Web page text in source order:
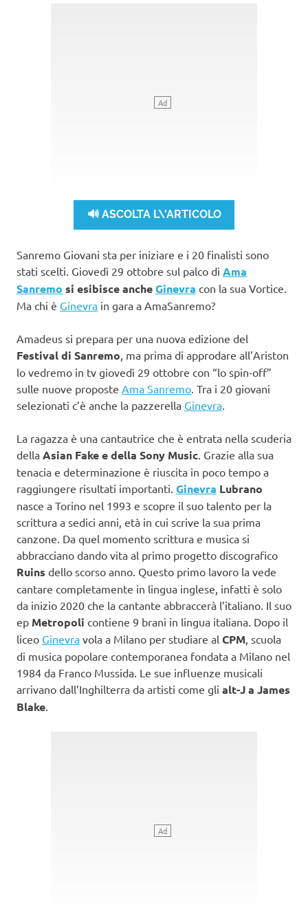
🔊 ASCOLTA L\'ARTICOLO
Sanremo Giovani sta per iniziare e i 20 finalisti sono
stati scelti. Giovedì 29 ottobre sul palco di Ama
Sanremo si esibisce ancheGinevra con la sua Vortice.
Ma chi è Ginevra in gara a AmaSanremo?
Amadeus si prepara per una nuova edizione del
Festival di Sanremo , ma prima di approdare all’Ariston
lo vedremo in tv giovedì 29 ottobre con “lo spin-off”
sulle nuove proposte Ama Sanremo . Tra i 20 giovani
selezionati c’è anche la pazzerella Ginevra
La ragazza è una cantautrice che è entrata nella scuderia
della Asian Fake e della Sony Music . Grazie alla sua
tenacia e determinazione è riuscita in poco tempo a
raggiungere risultati importanti. Ginevra Lubrano
nasce a Torino nel 1993 e scopre il suo talento per la
scrittura a sedici anni, età in cui scrive la sua prima
canzone. Da quel momento scrittura e musica si
abbracciano dando vita al primo progetto discografico
Ruins dello scorso anno. Questo primo lavoro la vede
cantare completamente in lingua inglese, infatti è solo
da inizio 2020 che la cantante abbraccerà l’italiano. Il suo
ep Metropoli contiene 9 brani in lingua italiana. Dopo il
liceo Ginevra vola a Milano per studiare al CPM , scuola
di musica popolare contemporanea fondata a Milano nel
1984 da Franco Mussida. Le sue influenze musicali
arrivano dall’Inghilterra da artisti come gli alt-J a James
Blake